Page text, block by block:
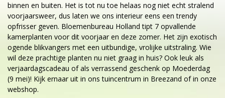
binnen en buiten. Het is tot nu toe helaas nog niet echt stralend
voorjaarsweer, dus laten we ons interieur eens een trendy
opfrisser geven. Bloemenbureau Holland tipt 7 opvallende
kamerplanten voor dit voorjaar en deze zomer. Het zijn exotisch
ogende blikvangers met een uitbundige, vrolijke uitstraling. Wie
wil deze prachtige planten nu niet graag in huis? Ook leuk als
verjaardagscadeau of als verrassend geschenk op Moederdag
(9 mei)! Kijk ernaar uit in ons tuincentrum in Breezand of in onze
webshop.